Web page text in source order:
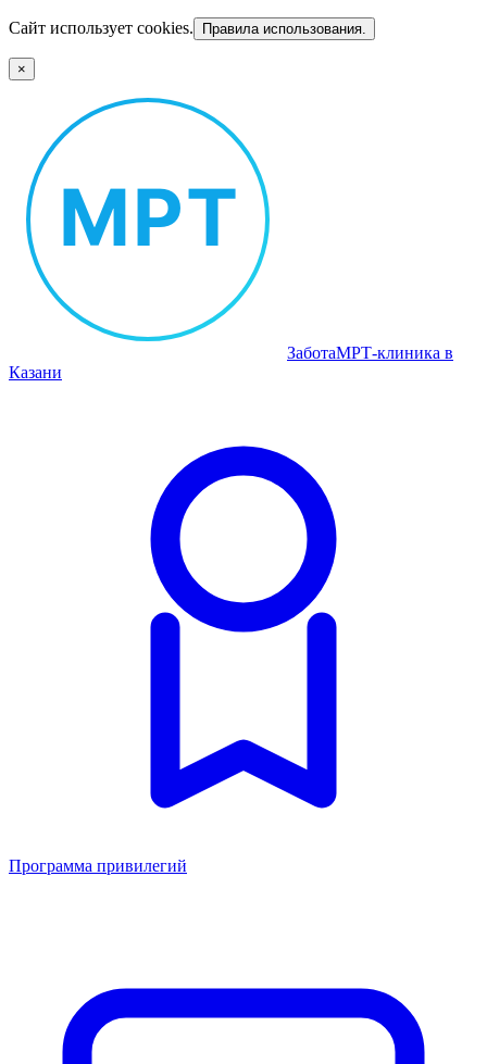
Сайт использует cookies. Правила использования.
×
ЗаботаМРТ‑клиника в
Казани
Программа привилегий